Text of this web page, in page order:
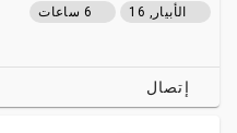
الأبيار, 16
6 ساعات
إتصال